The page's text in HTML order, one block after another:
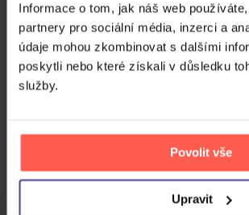
Informace o tom, jak náš web
partnery pro sociální média, inzerci a
údaje mohou zkombinovat s dalšími
poskytli nebo které získali v důsledku
služby.
Povolit vše
Upravit
Hawkwind: Greasy Truckers Party
(RSD2021)
2Vinyl